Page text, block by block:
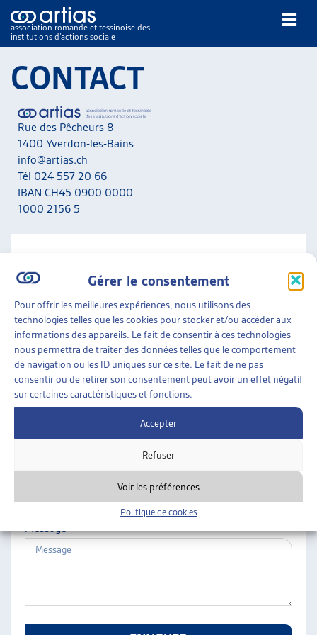
Gérer le consentement
Pour offrir les meilleures expériences, nous utilisons des
technologies telles que les cookies pour stocker et/ou accéder aux
informations des appareils. Le fait de consentir à ces technologies
nous permettra de traiter des données telles que le comportement
de navigation ou les ID uniques sur ce site. Le fait de ne pas
consentir ou de retirer son consentement peut avoir un effet négatif
sur certaines caractéristiques et fonctions.
Accepter
Refuser
Voir les préférences
Politique de cookies
association romande et tessinoise des
institutions d’actions sociale
NOS PUBLICATIONS
ARTICLES
DOSSIERS DU MOIS
THÉMATIQUES
GUIDE SOCIAL ROMAND
AUTRES
ARTIAS
L’ASSOCIATION
PROJETS ET ACTIVITÉS
JOURNÉES D’AUTOMNE
CONTACT
Rue des Pêcheurs 8
1400 Yverdon-les-Bains
info@artias.ch
Tél 024 557 20 66
IBAN CH45 0900 0000
1000 2156 5
A noter que nous ne répondons pas aux messages liés
aux situations personnelles. Adressez-vous en priorité
aux services concernés de votre canton.
Nom